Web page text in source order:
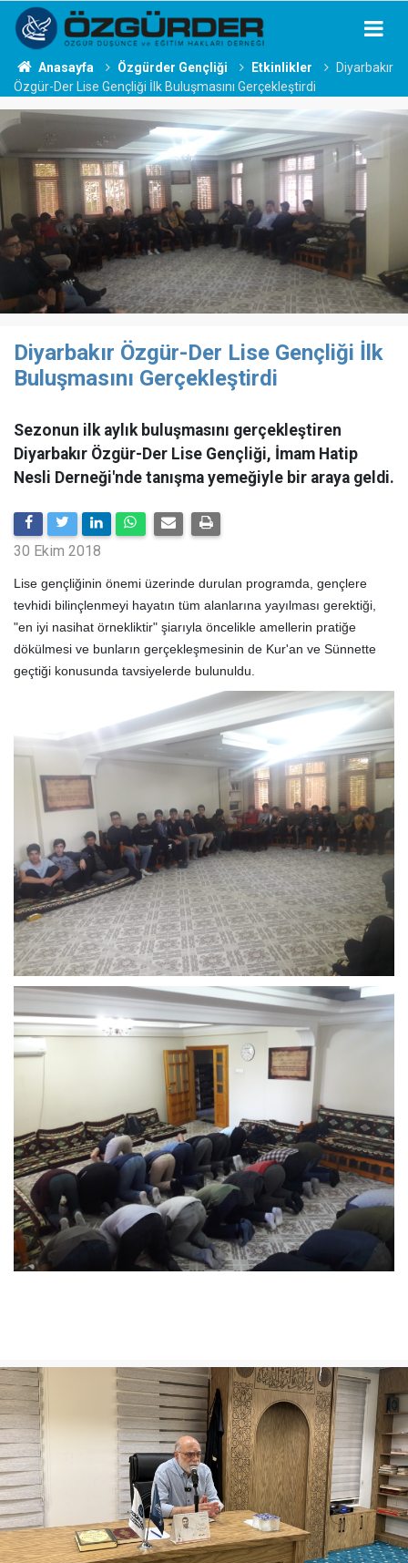
Anasayfa Özgürder Gençliği Etkinlikler
Diyarbakır
Özgür-Der Lise Gençliği İlk Buluşmasını Gerçekleştirdi
Diyarbakır Özgür-Der Lise Gençliği İlk
Buluşmasını Gerçekleştirdi
Sezonun ilk aylık buluşmasını gerçekleştiren
Diyarbakır Özgür-Der Lise Gençliği, İmam Hatip
Nesli Derneği'nde tanışma yemeğiyle bir araya geldi.
30 Ekim 2018
Lise gençliğinin önemi üzerinde durulan programda, gençlere
tevhidi bilinçlenmeyi hayatın tüm alanlarına yayılması gerektiği,
"en iyi nasihat örnekliktir" şiarıyla öncelikle amellerin pratiğe
dökülmesi ve bunların gerçekleşmesinin de Kur'an ve Sünnette
geçtiği konusunda tavsiyelerde bulunuldu.